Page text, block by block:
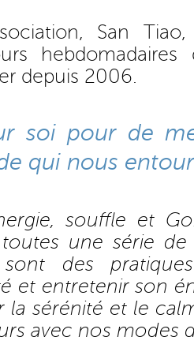
San Tiao,
depuis 2006.
soi pour de
qui nous
souffle et
une série de
sont des
et entretenir son
la sérénité et le
avec nos modes